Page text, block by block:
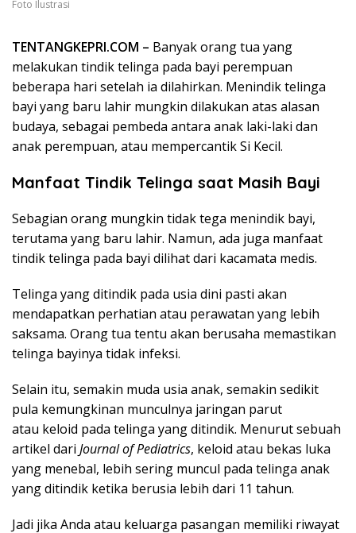
Foto Ilustrasi
TENTANGKEPRI.COM – Banyak orang tua yang
melakukan tindik telinga pada bayi perempuan
beberapa hari setelah ia dilahirkan. Menindik telinga
bayi yang baru lahir mungkin dilakukan atas alasan
budaya, sebagai pembeda antara anak laki-laki dan
anak perempuan, atau mempercantik Si Kecil.
Manfaat Tindik Telinga saat Masih Bayi
Sebagian orang mungkin tidak tega menindik bayi,
terutama yang baru lahir. Namun, ada juga manfaat
tindik telinga pada bayi dilihat dari kacamata medis.
Telinga yang ditindik pada usia dini pasti akan
mendapatkan perhatian atau perawatan yang lebih
saksama. Orang tua tentu akan berusaha memastikan
telinga bayinya tidak infeksi.
Selain itu, semakin muda usia anak, semakin sedikit
pula kemungkinan munculnya jaringan parut
atau keloid pada telinga yang ditindik. Menurut sebuah
artikel dari Journal of Pediatrics, keloid atau bekas luka
yang menebal, lebih sering muncul pada telinga anak
yang ditindik ketika berusia lebih dari 11 tahun.
Jadi jika Anda atau keluarga pasangan memiliki riwayat